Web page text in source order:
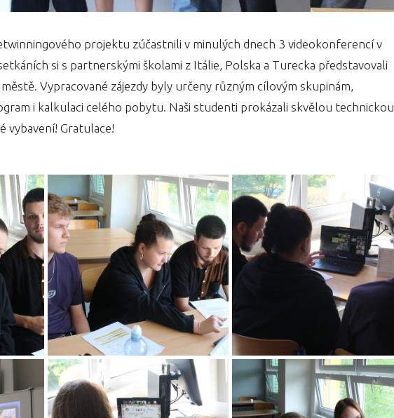
projektu zúčastnili v minulých dnech 3 videokonferencí v
si s partnerskými školami z Itálie, Polska a Turecka představovali
Vypracované zájezdy byly určeny různým cílovým skupinám,
i kalkulaci celého pobytu. Naši studenti prokázali skvělou technickou
vybavení! Gratulace!